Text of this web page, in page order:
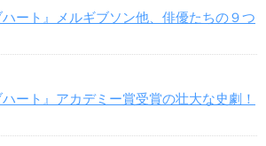
ハート』メルギブソン他、俳優たちの９つ
ハート』アカデミー賞受賞の壮大な史劇！